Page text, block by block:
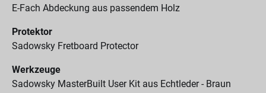
E-Fach Abdeckung aus passendem Holz
Protektor
Sadowsky Fretboard Protector
Werkzeuge
Sadowsky MasterBuilt User Kit aus Echtleder - Braun